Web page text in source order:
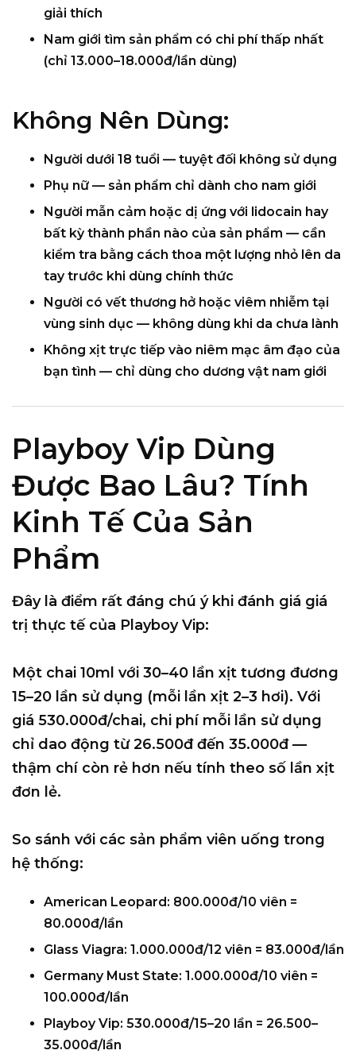
giải thích
Nam giới tìm sản phẩm có chi phí thấp nhất
(chỉ 13.000–18.000đ/lần dùng)
Không Nên Dùng:
Người dưới 18 tuổi — tuyệt đối không sử dụng
Phụ nữ — sản phẩm chỉ dành cho nam giới
Người mẫn cảm hoặc dị ứng với lidocain hay
bất kỳ thành phần nào của sản phẩm — cần
kiểm tra bằng cách thoa một lượng nhỏ lên da
tay trước khi dùng chính thức
Người có vết thương hở hoặc viêm nhiễm tại
vùng sinh dục — không dùng khi da chưa lành
Không xịt trực tiếp vào niêm mạc âm đạo của
bạn tình — chỉ dùng cho dương vật nam giới
Playboy Vip Dùng
Được Bao Lâu? Tính
Kinh Tế Của Sản
Phẩm
Đây là điểm rất đáng chú ý khi đánh giá giá
trị thực tế của Playboy Vip:
Một chai 10ml với 30–40 lần xịt tương đương
15–20 lần sử dụng (mỗi lần xịt 2–3 hơi). Với
giá 530.000đ/chai, chi phí mỗi lần sử dụng
chỉ dao động từ26.500đ đến 35.000đ—
thậm chí còn rẻ hơn nếu tính theo số lần xịt
đơn lẻ.
So sánh với các sản phẩm viên uống trong
hệ thống:
American Leopard: 800.000đ/10 viên =
80.000đ/lần
Glass Viagra: 1.000.000đ/12 viên = 83.000đ/lần
Germany Must State: 1.000.000đ/10 viên =
100.000đ/lần
Playboy Vip: 530.000đ/15–20 lần = 26.500–
35.000đ/lần